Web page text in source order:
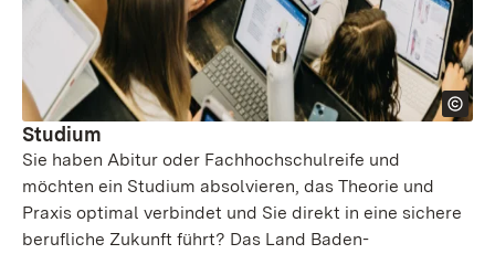
Studium
Sie haben Abitur oder Fachhochschulreife und
möchten ein Studium absolvieren, das Theorie und
Praxis optimal verbindet und Sie direkt in eine sichere
berufliche Zukunft führt? Das Land Baden-